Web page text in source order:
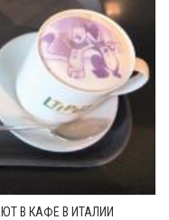
В КАФЕ В ИТАЛИИ